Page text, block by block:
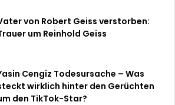
von Robert Geiss verstorben:
um Reinhold Geiss
Cengiz Todesursache – Was
wirklich hinter den Gerüchten
den TikTok-Star?